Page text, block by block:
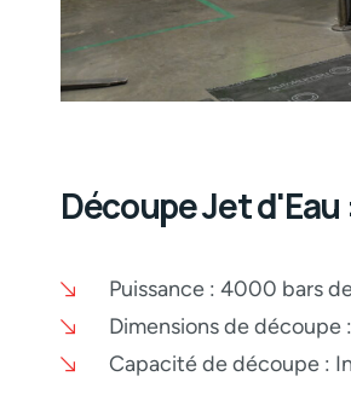
Découpe Jet d'Eau
Puissance : 4000 bars
Dimensions de
Capacité de découpe :